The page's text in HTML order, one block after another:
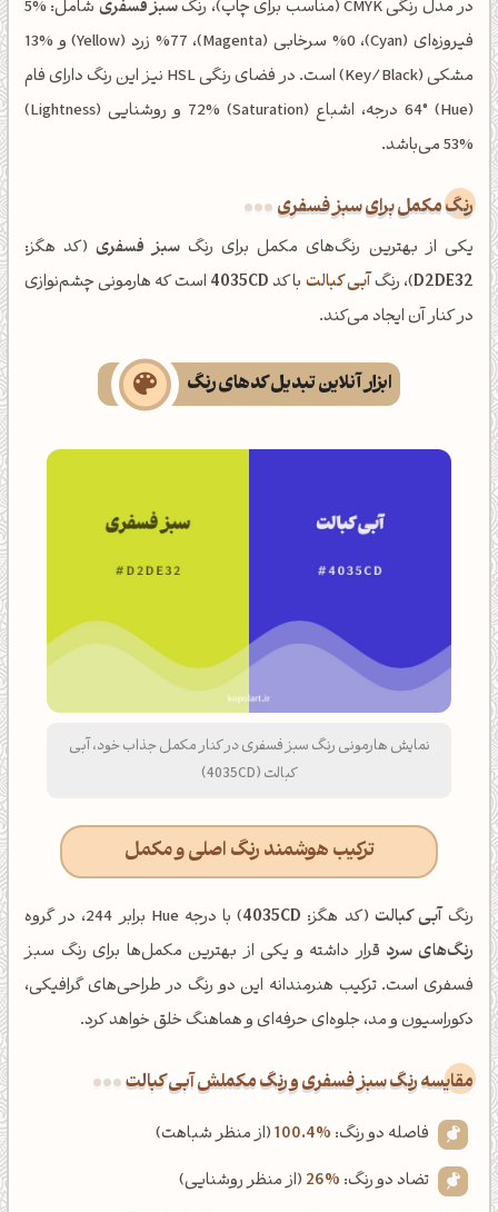
در مدل رنگی CMYK (مناسب برای چاپ)، رنگ سبز فسفری
شامل: %5
فیروزه‌ای (Cyan)، %0 سرخابی (Magenta)، %77 زرد (Yellow) و %13
مشکی (Key/Black) است. در فضای رنگی HSL نیز این رنگ دارای فام
(Hue) 64° درجه، اشباع (Saturation) 72% و روشنایی (Lightness)
53% می‌باشد.
رنگ مکمل برای سبز فسفری
یکی از بهترین رنگ‌های مکمل برای رنگسبز فسفری(کد هگز:
D2DE32)، رنگ آبی کبالت با کد4035CD است که هارمونی چشم‌نوازی
در کنار آن ایجاد می‌کند.
ابزار آنلاین تبدیل کدهای رنگ
نمایش هارمونی رنگ سبز فسفری در کنار مکمل جذاب خود، آبی
کبالت (4035CD)
ترکیب هوشمند رنگ اصلی و مکمل
رنگآبی کبالت (کد هگز: 4035CD) با درجه Hue برابر 244، در گروه
رنگ‌های سرد قرار داشته و یکی از بهترین مکمل‌ها برای رنگ سبز
فسفری است. ترکیب هنرمندانه این دو رنگ در طراحی‌های گرافیکی،
دکوراسیون و مد، جلوه‌ای حرفه‌ای و هماهنگ خلق خواهد کرد.
‌مقایسه رنگ سبز فسفری و رنگ مکملش آبی کبالت
فاصله دو رنگ: 100.4%(از منظر شباهت)
تضاد دو رنگ: 26% (از منظر روشنایی)